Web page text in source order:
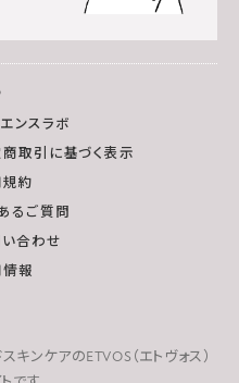
ンスラボ
取引に基づく表示
約
るご質問
い合わせ
報
キンケアのETVOS（エトヴォス）